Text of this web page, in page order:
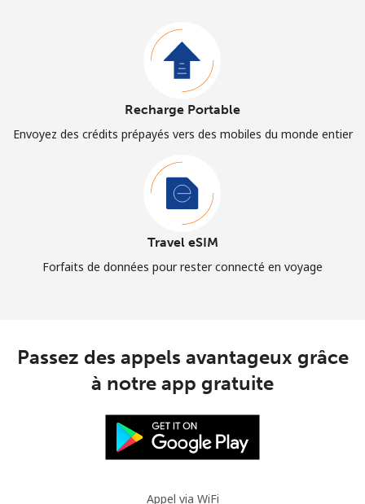
Recharge Portable
Envoyez des crédits prépayés vers des mobiles du monde entier
Travel eSIM
Forfaits de données pour rester connecté en voyage
Passez des appels avantageux grâce
à notre app gratuite
Appel via WiFi